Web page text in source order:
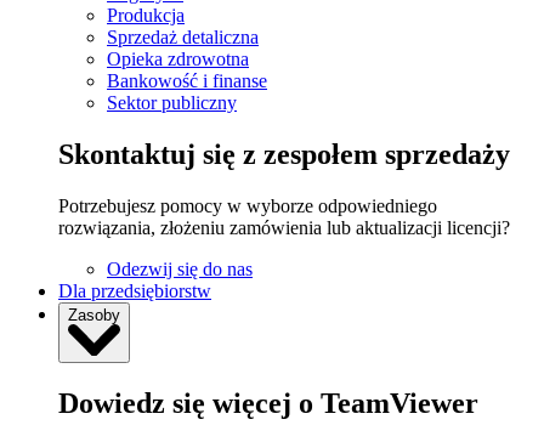
Produkcja
Sprzedaż detaliczna
Opieka zdrowotna
Bankowość i finanse
Sektor publiczny
Skontaktuj się z zespołem sprzedaży
Potrzebujesz pomocy w wyborze odpowiedniego
rozwiązania, złożeniu zamówienia lub aktualizacji licencji?
Odezwij się do nas
Dla przedsiębiorstw
Zasoby
Dowiedz się więcej o TeamViewer